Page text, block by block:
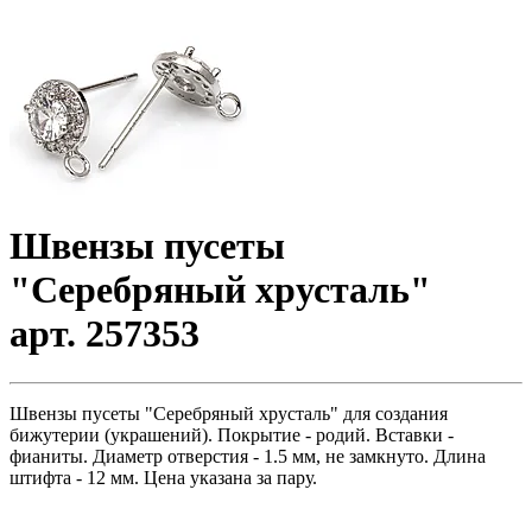
Швензы пусеты
"Серебряный хрусталь"
арт. 257353
Швензы пусеты "Серебряный хрусталь" для создания
бижутерии (украшений). Покрытие - родий. Вставки -
фианиты. Диаметр отверстия - 1.5 мм, не замкнуто. Длина
штифта - 12 мм. Цена указана за пару.